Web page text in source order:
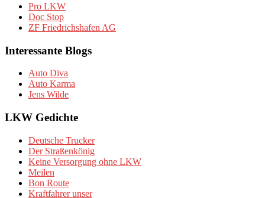
Pro LKW
Doc Stop
ZF Friedrichshafen AG
Interessante Blogs
Auto Diva
Auto Karma
Jens Wilde
LKW Gedichte
Deutsche Trucker
Der Straßenkönig
Keine Versorgung ohne LKW
Meilen
Bon Route
Kraftfahrer unser